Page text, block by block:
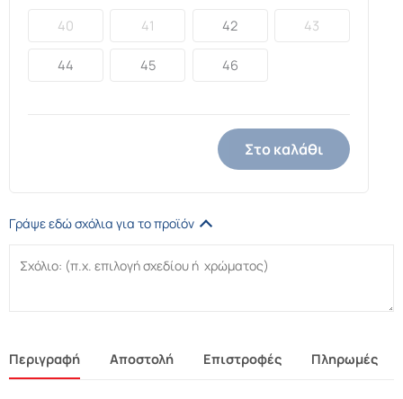
40 41 42 43
44 45 46
Στο καλάθι
Γράψε εδώ σχόλια για το προϊόν
Περιγραφή Αποστολή Επιστροφές Πληρωμές